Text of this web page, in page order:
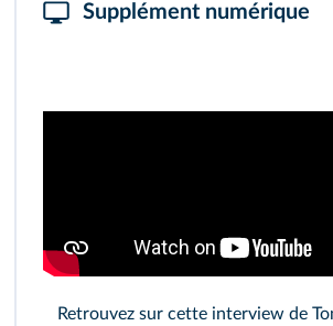
Supplément numérique
Retrouvez sur cette interview de